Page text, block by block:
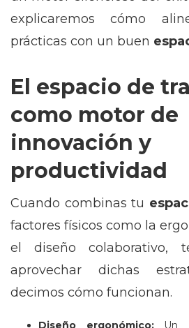
explicaremos cómo
prácticas con un buen
El espacio de
como motor de
innovación y
productividad
Cuando combinas tu
factores físicos como la
el diseño colaborativo,
aprovechar dichas
decimos cómo funcionan.
Diseño ergonómico: Un